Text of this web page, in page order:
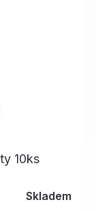
10ks
Skladem